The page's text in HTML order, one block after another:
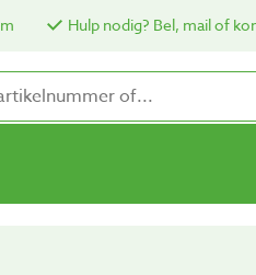
Hulp nodig? Bel, mail of